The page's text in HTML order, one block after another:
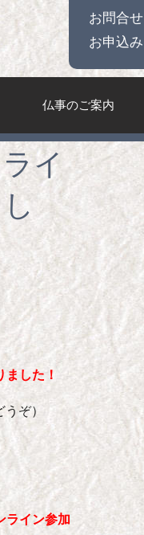
お問合せ
お申込み
仏事のご案内
イ
ました！
ぞ）
ライン参加